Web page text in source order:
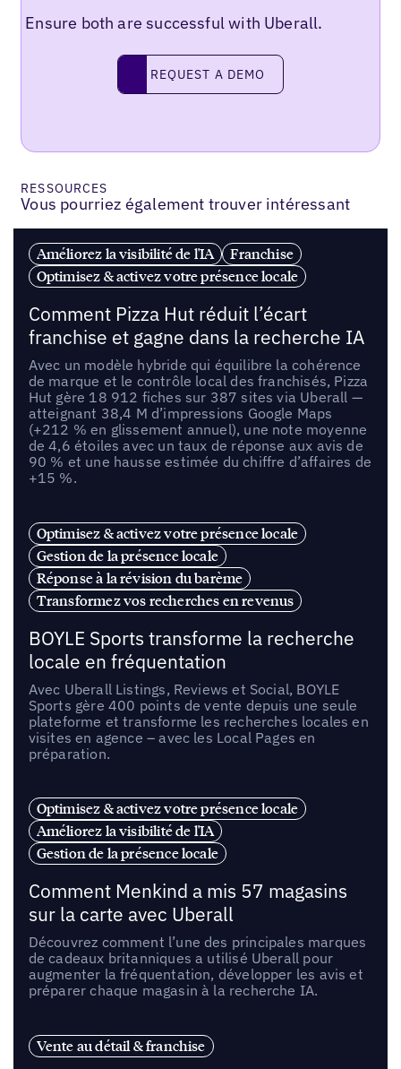
Ensure both are successful with Uberall.
request a demo
REQUEST A DEMO
RESSOURCES
Vous pourriez également trouver intéressant
Améliorez la visibilité de l'IA
Franchise
Optimisez & activez votre présence locale
Comment Pizza Hut réduit l’écart
franchise et gagne dans la recherche IA
Avec un modèle hybride qui équilibre la cohérence
de marque et le contrôle local des franchisés, Pizza
Hut gère 18 912 fiches sur 387 sites via Uberall —
atteignant 38,4 M d’impressions Google Maps
(+212 % en glissement annuel), une note moyenne
de 4,6 étoiles avec un taux de réponse aux avis de
90 % et une hausse estimée du chiffre d’affaires de
+15 %.
Optimisez & activez votre présence locale
Gestion de la présence locale
Réponse à la révision du barème
Transformez vos recherches en revenus
BOYLE Sports transforme la recherche
locale en fréquentation
Avec Uberall Listings, Reviews et Social, BOYLE
Sports gère 400 points de vente depuis une seule
plateforme et transforme les recherches locales en
visites en agence – avec les Local Pages en
préparation.
Optimisez & activez votre présence locale
Améliorez la visibilité de l'IA
Gestion de la présence locale
Comment Menkind a mis 57 magasins
sur la carte avec Uberall
Découvrez comment l’une des principales marques
de cadeaux britanniques a utilisé Uberall pour
augmenter la fréquentation, développer les avis et
préparer chaque magasin à la recherche IA.
Vente au détail & franchise